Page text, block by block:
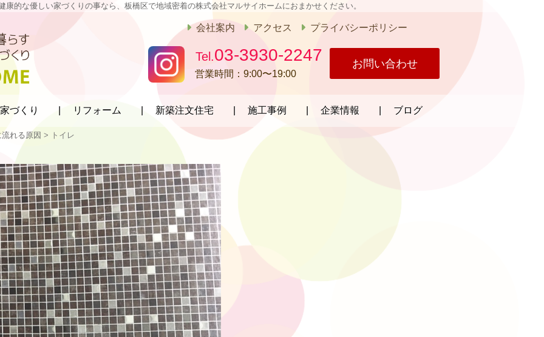
的な優しい家づくりの事なら、板橋区で地域密着の株式会社マルサイホームにおまかせください。
会社案内 アクセス プライバシーポリシー
03-3930-2247
営業時間：9:00〜19:00
お問い合わせ
づくり リフォーム 新築注文住宅 施工事例 企業情報 ブログ
れる原因 > トイレ